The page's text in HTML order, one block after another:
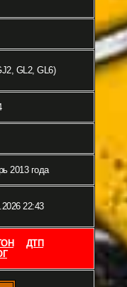
GL2, GL6)
2013 года
22:43
ДТП